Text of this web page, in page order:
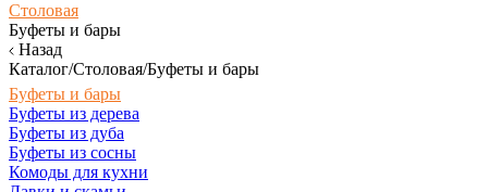
Столовая
Буфеты и бары
Назад
Каталог/Столовая/Буфеты и бары
Буфеты и бары
Буфеты из дерева
Буфеты из дуба
Буфеты из сосны
Комоды для кухни